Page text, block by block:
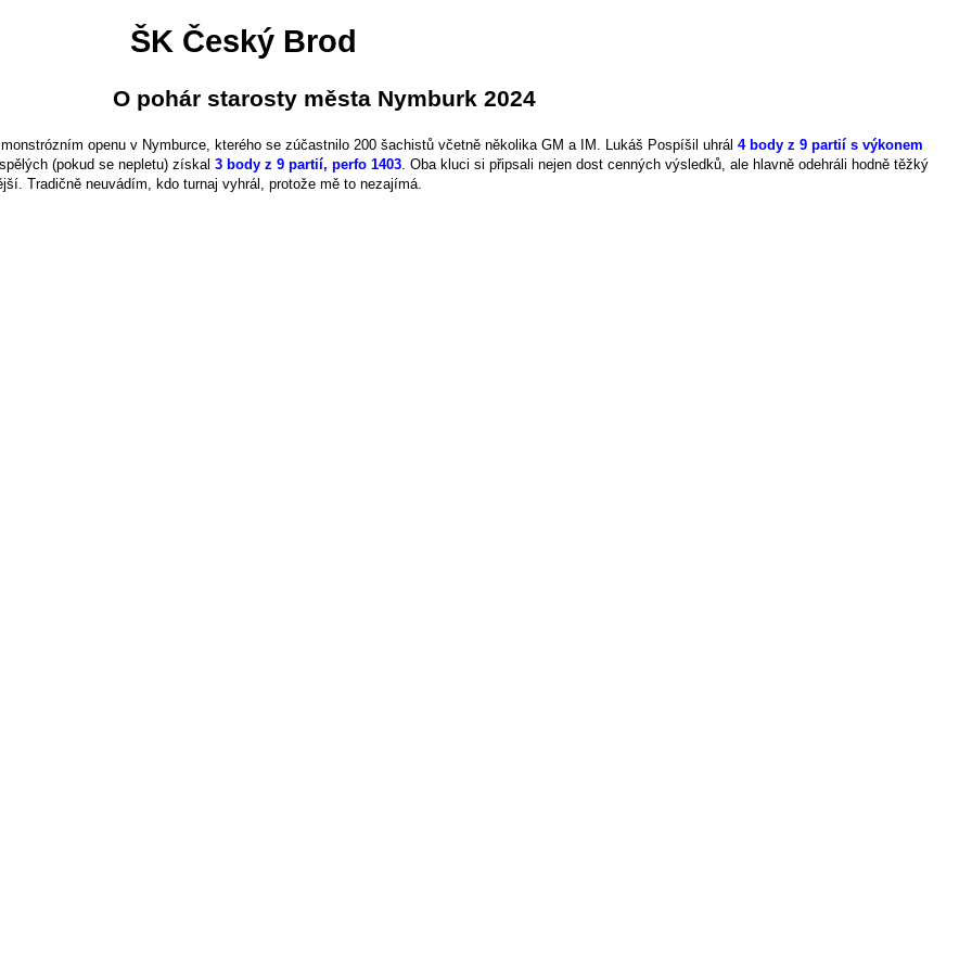
ŠK Český Brod
O pohár starosty města Nymburk 2024
openu v Nymburce, kterého se zúčastnilo 200 šachistů včetně několika GM a IM. Lukáš Pospíšil uhrál 4 body z 9 partií s výkonem
(pokud se nepletu) získal 3 body z 9 partií, perfo 1403. Oba kluci si připsali nejen dost cenných výsledků, ale hlavně odehráli hodně těžký
Tradičně neuvádím, kdo turnaj vyhrál, protože mě to nezajímá.